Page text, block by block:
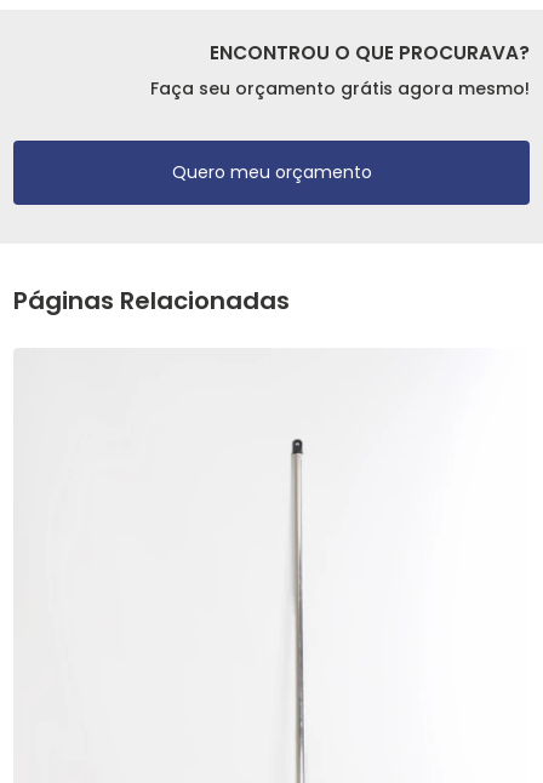
ENCONTROU O QUE PROCURAVA?
Faça seu orçamento grátis agora mesmo!
Quero meu orçamento
Páginas Relacionadas